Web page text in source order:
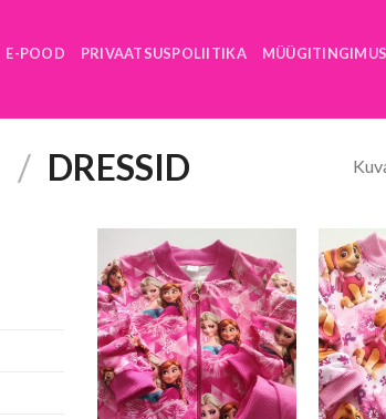
E-POOD PRIVAATSUSPOLIITIKA
/ DRESSID